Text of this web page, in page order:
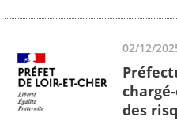
02/12/
des